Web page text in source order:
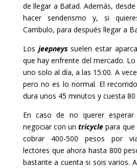
de llegar a Batad. Además,
hacer senderismo y, si
Cambulo, para después llegar a
Los jeepneyssuelen estar
que hay enfrente del mercado.
uno solo al día, a las 15:00. A
pero no es lo normal. El
dura unos 45 minutos y cuesta
En caso de no querer esperar
negociar con untricycle para que
cobrar 400-500 pesos por
lectores que ahora hasta 800
bastante a cuenta si sois varios.